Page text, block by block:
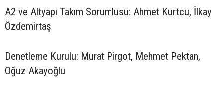
A2 ve Altyapı Takım Sorumlusu: Ahmet Kurtcu, İlkay
Özdemirtaş
Denetleme Kurulu: Murat Pirgot, Mehmet Pektan,
Oğuz Akayoğlu